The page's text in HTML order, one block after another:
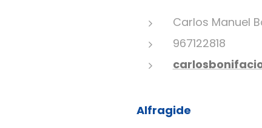
Carlos Manuel
967122818
Alfragide